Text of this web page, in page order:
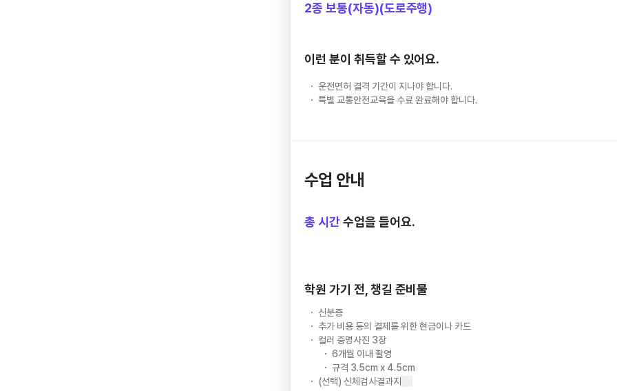
2종 보통(자동)(도로주행)
이런 분이 취득할 수 있어요.
운전면허 결격 기간이 지나야 합니다.
특별 교통안전교육을 수료 완료해야 합니다.
수업 안내
총 시간수업을 들어요.
학원 가기 전, 챙길 준비물
신분증
추가 비용 등의 결제를 위한 현금이나 카드
컬러 증명사진 3장
6개월 이내 촬영
규격 3.5cm x 4.5cm
(선택) 신체검사결과지